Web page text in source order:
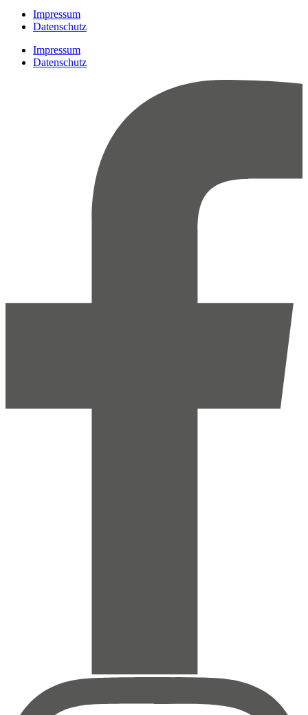
Impressum
Datenschutz
Impressum
Datenschutz